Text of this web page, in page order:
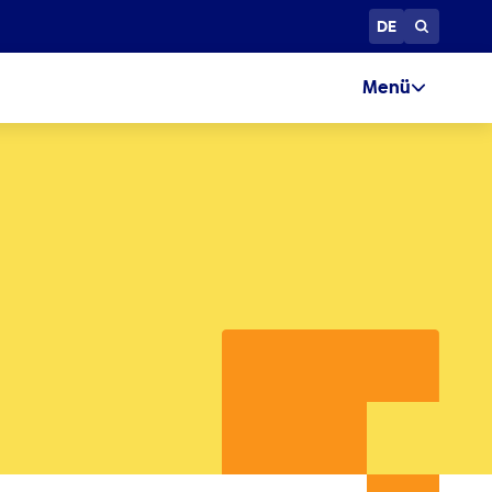
DE
Menü